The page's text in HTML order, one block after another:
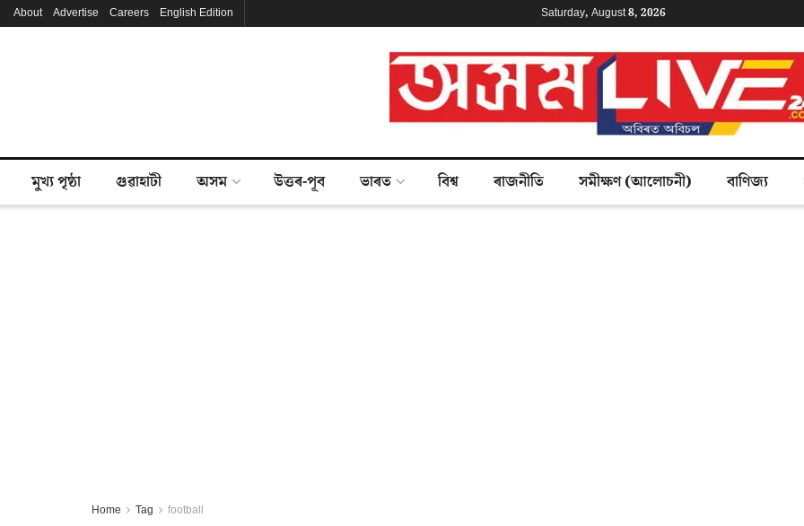
About Advertise Careers English Edition Saturday, August 8, 2026
মুখ্য পৃষ্ঠা গুৱাহাটী অসম উত্তৰ-পূব ভাৰত বিশ্ব ৰাজনীতি সমীক্ষণ (আলোচনী) বাণিজ্য
Home Tag football